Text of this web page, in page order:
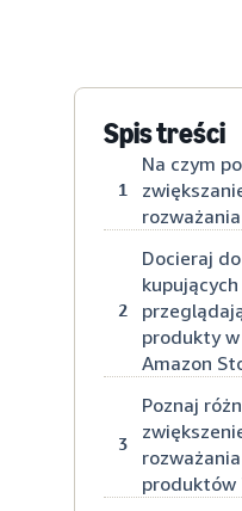
Spis treści
1
Na czym
2
Docieraj
produkty
Amazon
3
Poznaj
produktów